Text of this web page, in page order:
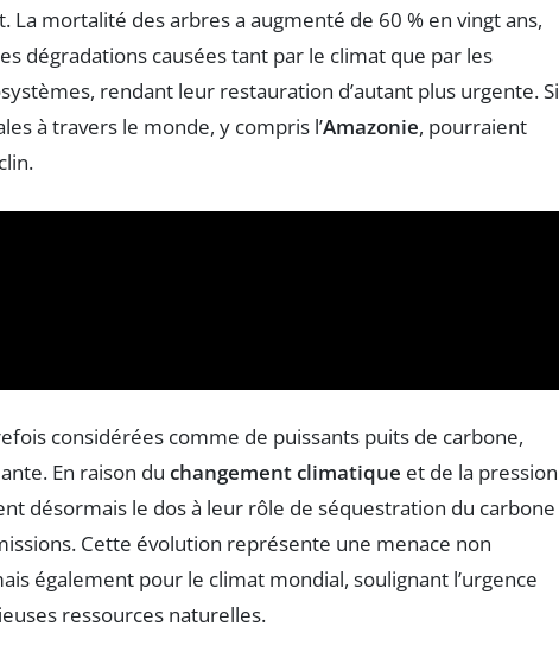
La mortalité des arbres a augmenté de 60 % en vingt ans,
dégradations causées tant par le climat que par les
rendant leur restauration d’autant plus urgente. Si
à travers le monde, y compris l’Amazonie, pourraient
considérées comme de puissants puits de carbone,
En raison du changement climatique et de la pression
désormais le dos à leur rôle de séquestration du carbone
Cette évolution représente une menace non
également pour le climat mondial, soulignant l’urgence
ressources naturelles.